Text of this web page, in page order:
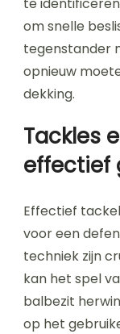
om snelle
tegenstander
opnieuw
dekking.
Tackles
effectief
Effectief
voor een
techniek zijn
kan het spel
balbezit
op het